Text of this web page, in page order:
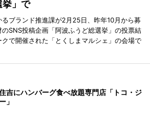
挙」で
ブランド推進課が2月25日、昨年10月から募
SNS投稿企画「阿波ふうど総選挙」の投票結
で開催された「とくしまマルシェ」の会場で
吉にハンバーグ食べ放題専門店「トコ・ジ
」